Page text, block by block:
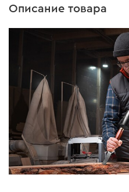
Описание товара